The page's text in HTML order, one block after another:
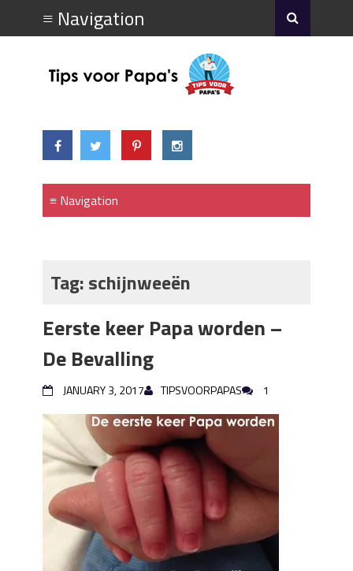
Tag:schijnweeën
Eerste keer Papa worden –
De Bevalling
JANUARY 3, 2017 TIPSVOORPAPAS 1